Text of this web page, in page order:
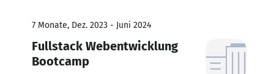
7 Monate, Dez. 2023 - Juni 2024
Fullstack Webentwicklung
Bootcamp